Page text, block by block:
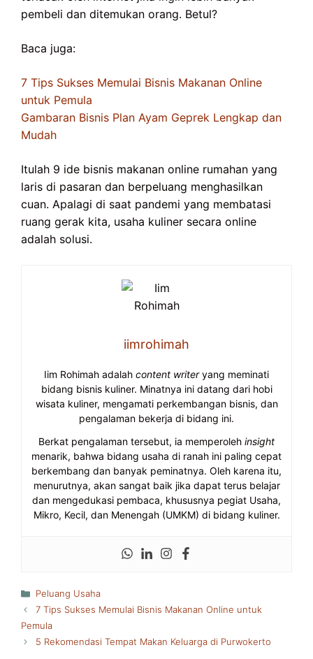
pembeli dan ditemukan orang. Betul?
Baca juga:
7 Tips Sukses Memulai Bisnis Makanan Online
untuk Pemula
Gambaran Bisnis Plan Ayam Geprek Lengkap dan
Mudah
Itulah 9 ide bisnis makanan online rumahan yang
laris di pasaran dan berpeluang menghasilkan
cuan. Apalagi di saat pandemi yang membatasi
ruang gerak kita, usaha kuliner secara online
adalah solusi.
iimrohimah
Iim Rohimah adalah content writeryang meminati
bidang bisnis kuliner. Minatnya ini datang dari hobi
wisata kuliner, mengamati perkembangan bisnis, dan
pengalaman bekerja di bidang ini.
Berkat pengalaman tersebut, ia memperoleh insight
menarik, bahwa bidang usaha di ranah ini paling cepat
berkembang dan banyak peminatnya. Oleh karena itu,
menurutnya, akan sangat baik jika dapat terus belajar
dan mengedukasi pembaca, khususnya pegiat Usaha,
Mikro, Kecil, dan Menengah (UMKM) di bidang kuliner.
Kategori
Peluang Usaha
7 Tips Sukses Memulai Bisnis Makanan Online untuk
Pemula
5 Rekomendasi Tempat Makan Keluarga di Purwokerto